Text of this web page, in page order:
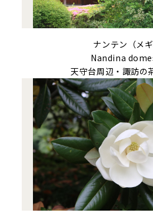
ナンテン（メギ
Nandina
天守台周辺・諏訪の